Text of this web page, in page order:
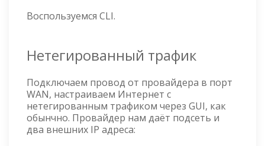
Воспользуемся CLI.
Нетегированный трафик
Подключаем провод от провайдера в порт
WAN, настраиваем Интернет с
нетегированным трафиком через GUI, как
обынчно. Провайдер нам даёт подсеть и
два внешних IP адреса: